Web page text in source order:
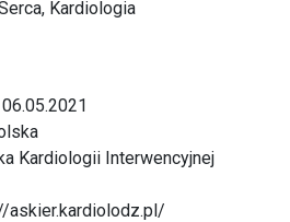
Kardiologia
Kardiologii Interwencyjnej
askier.kardiolodz.pl/